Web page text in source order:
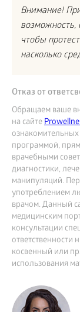
Внимание!
возможность,
чтобы
насколько
Отказ от
Обращаем ваше
на сайте
ознакомительных
программой,
врачебными
диагностики,
манипуляций.
употреблением
врачом. Данный
медицинским
консультации
ответственности
косвенный или
использования